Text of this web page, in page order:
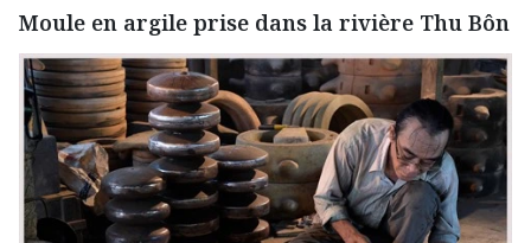
Moule en argile prise dans la rivière Thu Bôn